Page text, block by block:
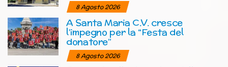
8 Agosto 2026
A Santa Maria C.V. cresce
l’impegno per la “Festa del
donatore”
8 Agosto 2026